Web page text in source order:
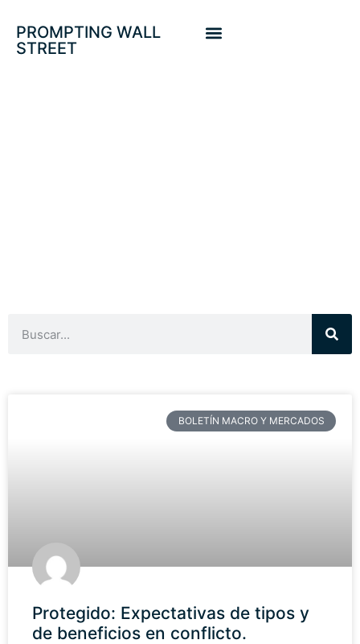
PROMPTING WALL
STREET
BOLETÍN MACRO Y MERCADOS
Protegido: Expectativas de tipos y
de beneficios en conflicto.